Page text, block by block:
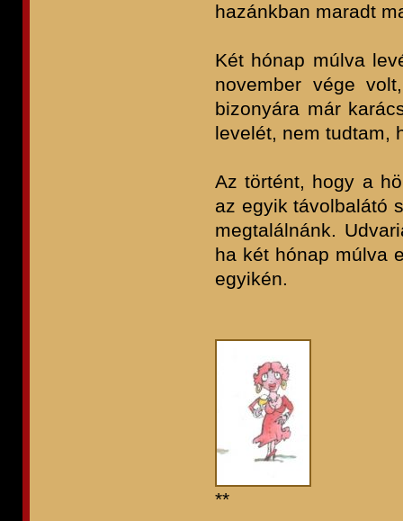
hazánkban maradt
Két hónap múlva
november vége
bizonyára már
levelét, nem tudtam,
Az történt, hogy a
az egyik távolbalátó
megtalálnánk.
ha két hónap múlva
egyikén.
**